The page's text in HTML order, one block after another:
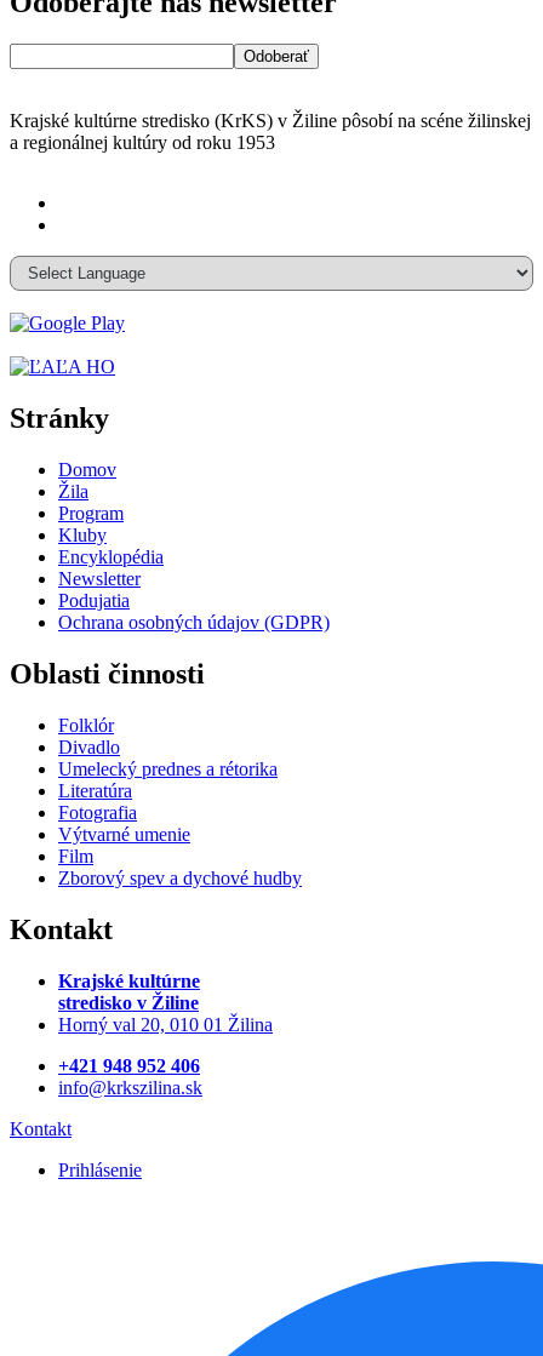
Krajské kultúrne stredisko (KrKS) v Žiline pôsobí na scéne žilinskej
a regionálnej kultúry od roku 1953
Stránky
Domov
Žila
Program
Kluby
Encyklopédia
Newsletter
Podujatia
Ochrana osobných údajov (GDPR)
Oblasti činnosti
Folklór
Divadlo
Umelecký prednes a rétorika
Literatúra
Fotografia
Výtvarné umenie
Film
Zborový spev a dychové hudby
Kontakt
Krajské kultúrne
stredisko v Žiline
Horný val 20, 010 01 Žilina
+421 948 952 406
info@krkszilina.sk
Kontakt
Prihlásenie